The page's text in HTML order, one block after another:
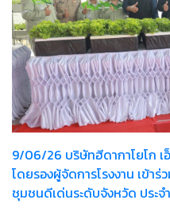
9/06/26 บริษัทฮีดากาโยโก เ
โดยรองผู้จัดการโรงงาน เข้าร่วมงานการคัดสรรกิจกรรมพัฒนา
ชุมชนดีเด่นระดับจังหวัด ประจ